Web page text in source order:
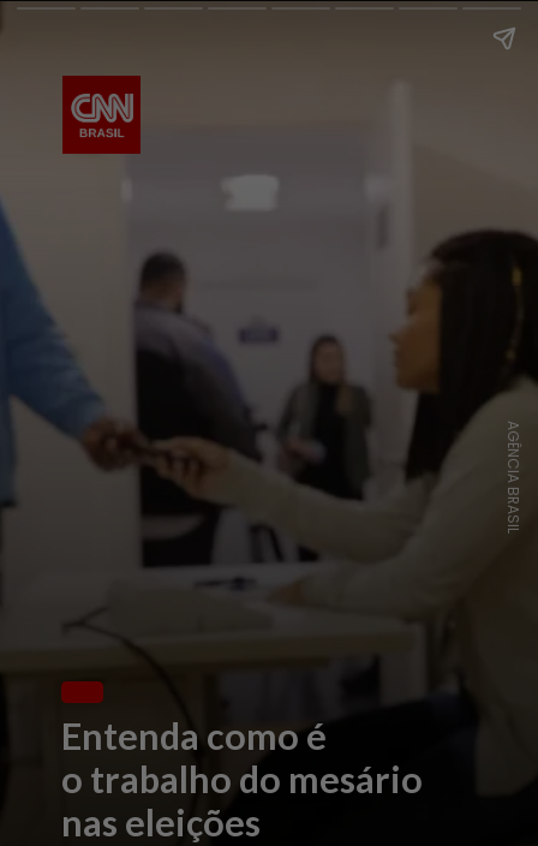
Entenda como é
o trabalho do mesário
nas eleições
AGÊNCIA BRASIL